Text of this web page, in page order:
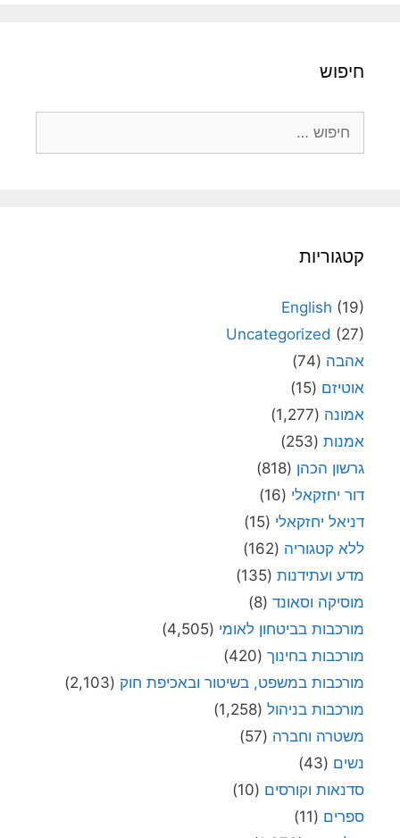
חיפוש
קטגוריות
English (19)
Uncategorized (27)
אהבה (74)
אוטיזם (15)
אמונה (1,277)
אמנות (253)
גרשון הכהן (818)
דור יחזקאלי (16)
דניאל יחזקאלי (15)
ללא קטגוריה (162)
מדע ועתידנות (135)
מוסיקה וסאונד (8)
מורכבות בביטחון לאומי (4,505)
מורכבות בחינוך (420)
מורכבות במשפט, בשיטור ובאכיפת חוק (2,103)
מורכבות בניהול (1,258)
משטרה וחברה (57)
נשים (43)
סדנאות וקורסים (10)
ספרים (11)